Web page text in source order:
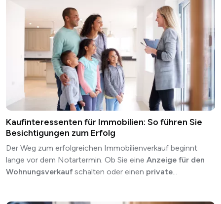
Kaufinteressenten für Immobilien: So führen Sie
Besichtigungen zum Erfolg
Der Weg zum erfolgreichen Immobilienverkauf beginnt
lange vor dem Notartermin. Ob Sie eine Anzeige für den
Wohnungsverkauf schalten oder einen private...